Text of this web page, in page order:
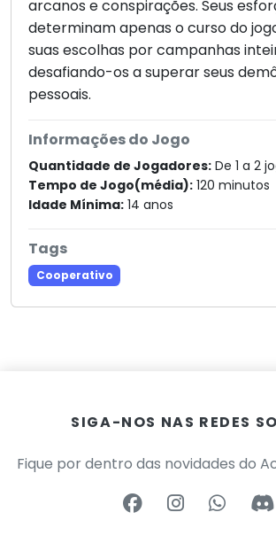
arcanos e conspirações. Seus
determinam apenas o curso do
suas escolhas por campanhas
desafiando-os a superar seus
pessoais.
Informações do Jogo
Quantidade de Jogadores: De 1 a 2
Tempo de Jogo(média): 120 minutos
Idade Mínima: 14 anos
Tags
Cooperativo
SIGA-NOS NAS REDES
Fique por dentro das novidades do